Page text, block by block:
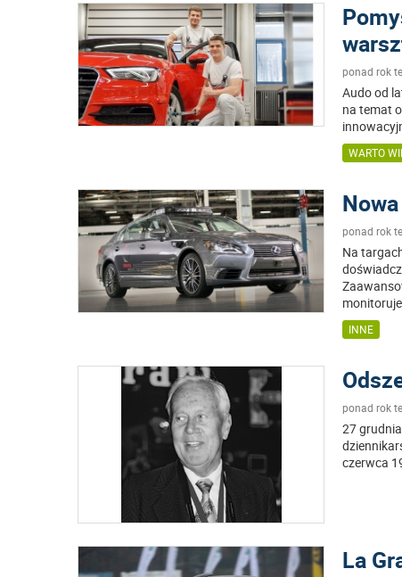
ponad rok
Audo od
na temat
WARTO
ponad rok
Na
monitoruje
INNE
ponad rok
27
czerwca
La